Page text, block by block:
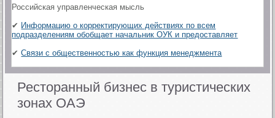
Российская управленческая мысль
✔ Информацию о корректирующих действиях по всем
подразделениям обобщает начальник ОУК и предоставляет
✔Связи с общественностью как функция менеджмента
Ресторанный бизнес в туристических
зонах ОАЭ